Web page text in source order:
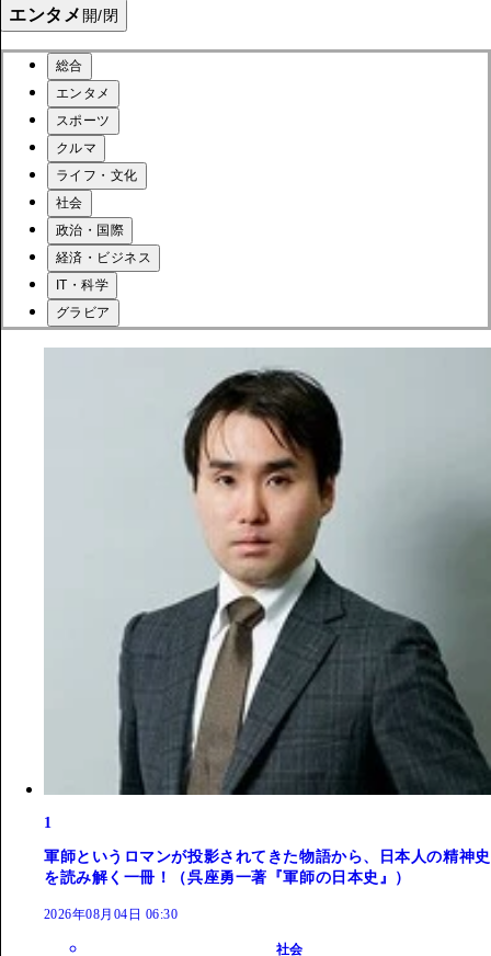
エンタメ 開/閉
総合
エンタメ
スポーツ
クルマ
ライフ・文化
社会
政治・国際
経済・ビジネス
IT・科学
グラビア
1
軍師というロマンが投影されてきた物語から、日本人の精神史
を読み解く一冊！（呉座勇一著『軍師の日本史』）
2026年08月04日 06:30
社会